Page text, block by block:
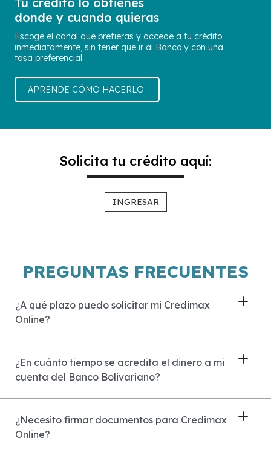
donde y cuando quieras
Escoge el canal que prefieras y accede a tu crédito
inmediatamente, sin tener que ir al Banco y con una
tasa preferencial.
APRENDE CÓMO HACERLO
Solicita tu crédito aquí:
INGRESAR
PREGUNTAS FRECUENTES
¿A qué plazo puedo solicitar mi Credimax
Online?
¿En cuánto tiempo se acredita el dinero a mi
cuenta del Banco Bolivariano?
¿Necesito firmar documentos para Credimax
Online?